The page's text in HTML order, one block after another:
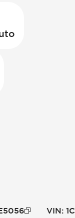
VIN: